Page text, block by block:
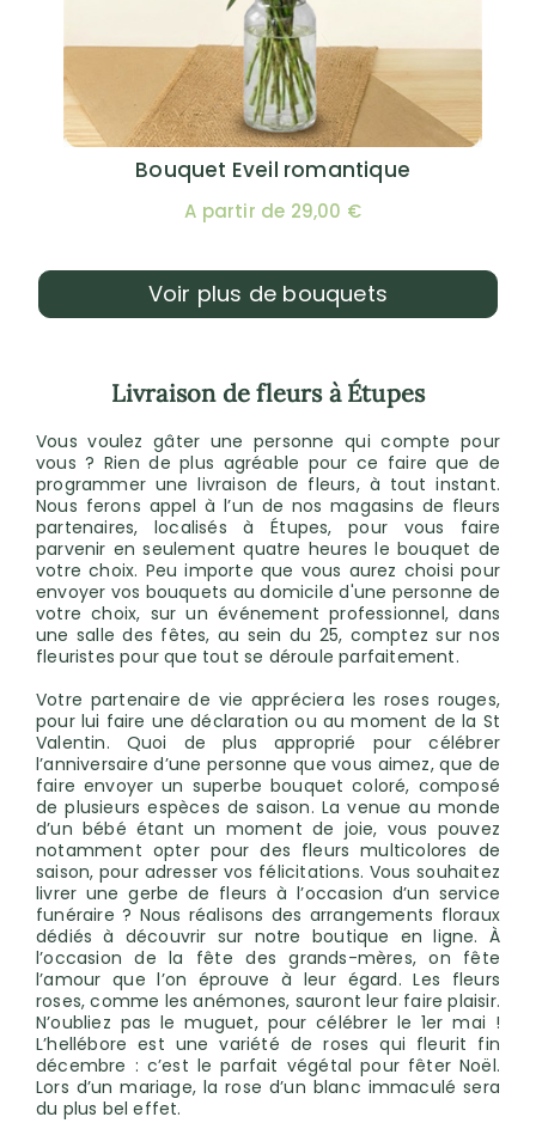
Bouquet Eveil romantique
A partir de 29,00 €
Voir plus de bouquets
Livraison de fleurs à Étupes
Vous voulez gâter une personne qui compte pour
vous ? Rien de plus agréable pour ce faire que de
programmer une livraison de fleurs, à tout instant.
Nous ferons appel à l’un de nos magasins de fleurs
partenaires, localisés à Étupes, pour vous faire
parvenir en seulement quatre heures le bouquet de
votre choix. Peu importe que vous aurez choisi pour
envoyer vos bouquets au domicile d'une personne de
votre choix, sur un événement professionnel, dans
une salle des fêtes, au sein du 25, comptez sur nos
fleuristes pour que tout se déroule parfaitement.
Votre partenaire de vie appréciera les roses rouges,
pour lui faire une déclaration ou au moment de la St
Valentin. Quoi de plus approprié pour célébrer
l’anniversaire d’une personne que vous aimez, que de
faire envoyer un superbe bouquet coloré, composé
de plusieurs espèces de saison. La venue au monde
d’un bébé étant un moment de joie, vous pouvez
notamment opter pour des fleurs multicolores de
saison, pour adresser vos félicitations. Vous souhaitez
livrer une gerbe de fleurs à l’occasion d’un service
funéraire ? Nous réalisons des arrangements floraux
dédiés à découvrir sur notre boutique en ligne. À
l’occasion de la fête des grands-mères, on fête
l’amour que l’on éprouve à leur égard. Les fleurs
roses, comme les anémones, sauront leur faire plaisir.
N’oubliez pas le muguet, pour célébrer le 1er mai !
L’hellébore est une variété de roses qui fleurit fin
décembre : c’est le parfait végétal pour fêter Noël.
Lors d’un mariage, la rose d’un blanc immaculé sera
du plus bel effet.